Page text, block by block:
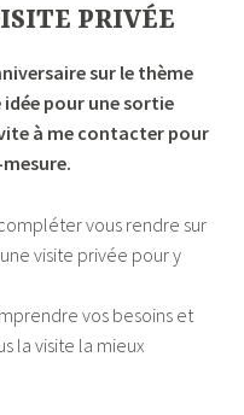
PRIVÉE
sur le thème
pour une sortie
à me contacter pour
vous rendre sur
visite privée pour y
vos besoins et
la visite la mieux